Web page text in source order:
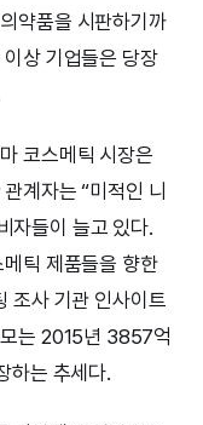
약품을 시판하기까
상 기업들은 당장
코스메틱 시장은
계자는 “미적인 니
자들이 늘고 있다.
틱 제품들을 향한
조사 기관 인사이트
는 2015년 3857억
하는 추세다.